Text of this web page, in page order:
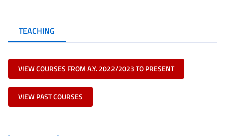
TEACHING
VIEW COURSES FROM A.Y. 2022/2023 TO PRESENT
VIEW PAST COURSES